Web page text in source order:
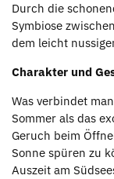
Durch die
Symbiose
dem leicht
Charakter und
Was verbindet
Sommer als das
Geruch beim
Sonne spüren zu
Auszeit am